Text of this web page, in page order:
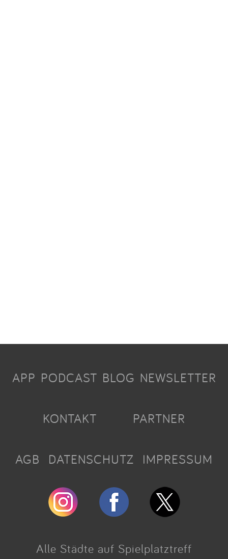
APP PODCAST BLOG NEWSLETTER
KONTAKT PARTNER
AGB DATENSCHUTZ IMPRESSUM
Alle Städte auf Spielplatztreff